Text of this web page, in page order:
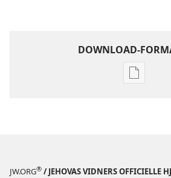
DOWNLOAD-
Jehovas
JW.ORG® / JEHOVAS VIDNERS OFFICIELLE